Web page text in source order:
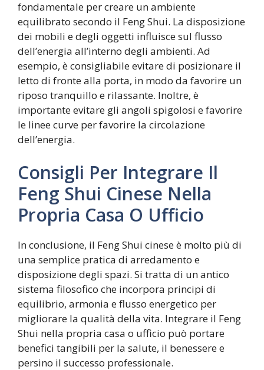
fondamentale per creare un ambiente
equilibrato secondo il Feng Shui. La disposizione
dei mobili e degli oggetti influisce sul flusso
dell’energia all’interno degli ambienti. Ad
esempio, è consigliabile evitare di posizionare il
letto di fronte alla porta, in modo da favorire un
riposo tranquillo e rilassante. Inoltre, è
importante evitare gli angoli spigolosi e favorire
le linee curve per favorire la circolazione
dell’energia.
Consigli Per Integrare Il
Feng Shui Cinese Nella
Propria Casa O Ufficio
In conclusione, il Feng Shui cinese è molto più di
una semplice pratica di arredamento e
disposizione degli spazi. Si tratta di un antico
sistema filosofico che incorpora principi di
equilibrio, armonia e flusso energetico per
migliorare la qualità della vita. Integrare il Feng
Shui nella propria casa o ufficio può portare
benefici tangibili per la salute, il benessere e
persino il successo professionale.